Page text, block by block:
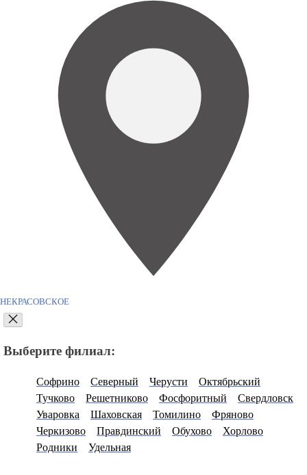
НЕКРАСОВСКОЕ
Выберите филиал:
Софрино Северный Черусти
Октябрьский
Тучково
Решетниково Фосфоритный
Свердловск
Уваровка
Шаховская Томилино
Фряново
Черкизово
Правдинский Обухово
Хорлово
Родники
Удельная